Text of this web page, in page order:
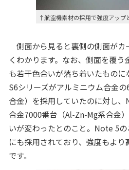
↑航空機素材の採用で強度アップ
側面から見ると裏側の側面がカ
くわかります。なお、側面を覆う
も若干色合いが落ち着いたものに
S6シリーズがアルミニウム合金
合金）を採用していたのに対し
合金7000番台（Al-Zn-Mg系合金
いが変わったとのこと。Note 5
にも採用されており、強度もより
です。